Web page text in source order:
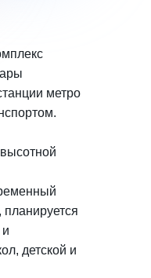
метро
планируется
детской и